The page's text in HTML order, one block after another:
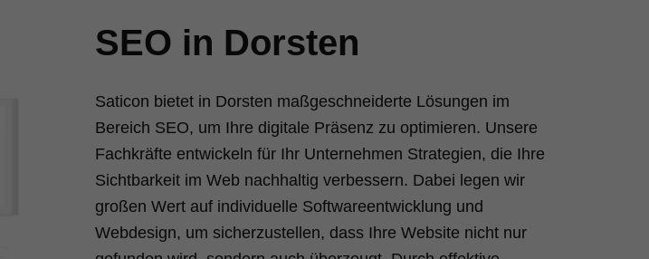
SEO in Dorsten
Saticon bietet in Dorsten maßgeschneiderte Lösungen im
Bereich SEO, um Ihre digitale Präsenz zu optimieren. Unsere
Fachkräfte entwickeln für Ihr Unternehmen Strategien, die Ihre
Sichtbarkeit im Web nachhaltig verbessern. Dabei legen wir
großen Wert auf individuelle Softwareentwicklung und
Webdesign, um sicherzustellen, dass Ihre Website nicht nur